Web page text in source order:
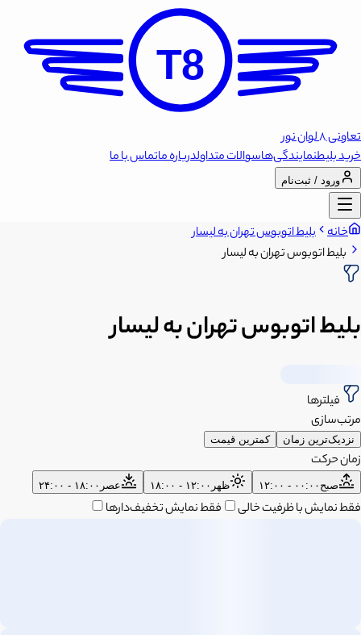
T8
تعاونی 8 لوان نور
خرید بلیطنمایندگی‌هاسوالات متداولدرباره ماتماس با ما
ورود / ثبت‌نام
خانه بلیط اتوبوس تهران به لیسار
بلیط اتوبوس تهران به لیسار
بلیط اتوبوس تهران به لیسار
فیلترها
مرتب‌سازی
نزدیک‌ترین زمان کمترین قیمت
زمان حرکت
صبح ۰۰:۰۰ - ۱۲:۰۰ ظهر ۱۲:۰۰ - ۱۸:۰۰ عصر ۱۸:۰۰ - ۲۴:۰۰
فقط نمایش با ظرفیت خالی فقط نمایش تخفیف‌دارها